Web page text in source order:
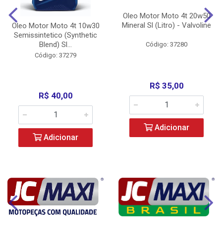
Oleo Motor Moto 4t 10w30
Semissintetico (Synthetic
Blend) Sl...
Código: 37279
R$ 40,00
Adicionar
Oleo Motor Moto 4t 20w50
Mineral Sl (Litro) - Valvoline
Código: 37280
R$ 35,00
Adicionar